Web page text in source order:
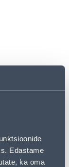
Edastame
ka oma
от
В КОРЗИНУ